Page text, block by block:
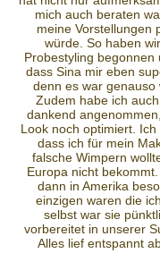
mich auch beraten
meine Vorstellungen
würde. So haben
Probestyling begonnen
dass Sina mir eben
denn es war genauso
Zudem habe ich
dankend
Look noch optimiert.
dass ich für mein
falsche Wimpern
Europa nicht
dann in Amerika
einzigen waren die
selbst war sie
vorbereitet in unserer
Alles lief entspannt